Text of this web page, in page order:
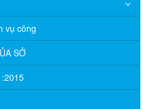
vụ công
SỞ